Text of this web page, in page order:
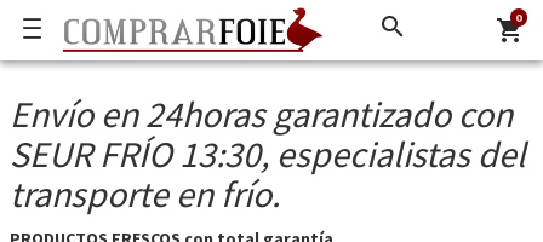
search shopping_cart
0
Envío en 24horas garantizado con
SEUR FRÍO 13:30, especialistas del
transporte en frío.